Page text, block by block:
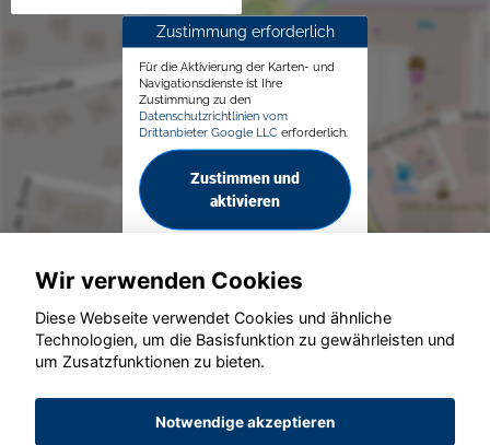
Zustimmung erforderlich
Für die Aktivierung der Karten- und
Navigationsdienste ist Ihre
Zustimmung zu den
Datenschutzrichtlinien vom
Drittanbieter Google LLC erforderlich.
Zustimmen und
aktivieren
© konjunkturmotor.de GmbH 2020 - 2026
Wir verwenden Cookies
Diese Webseite verwendet Cookies und ähnliche
Technologien, um die Basisfunktion zu gewährleisten und
um Zusatzfunktionen zu bieten.
Notwendige akzeptieren